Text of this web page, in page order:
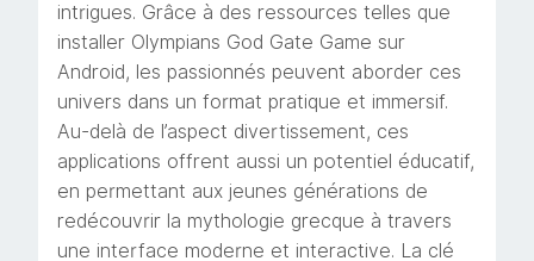
intrigues. Grâce à des ressources telles que
installer Olympians God Gate Game sur
Android, les passionnés peuvent aborder ces
univers dans un format pratique et immersif.
Au-delà de l’aspect divertissement, ces
applications offrent aussi un potentiel éducatif,
en permettant aux jeunes générations de
redécouvrir la mythologie grecque à travers
une interface moderne et interactive. La clé